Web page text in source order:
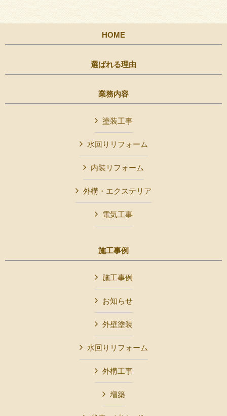
HOME
選ばれる理由
業務内容
塗装工事
水回りリフォーム
内装リフォーム
外構・エクステリア
電気工事
施工事例
施工事例
お知らせ
外壁塗装
水回りリフォーム
外構工事
増築